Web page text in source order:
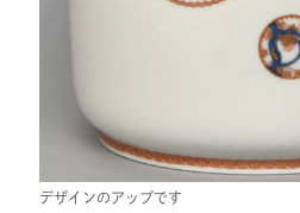
デザインのアップです